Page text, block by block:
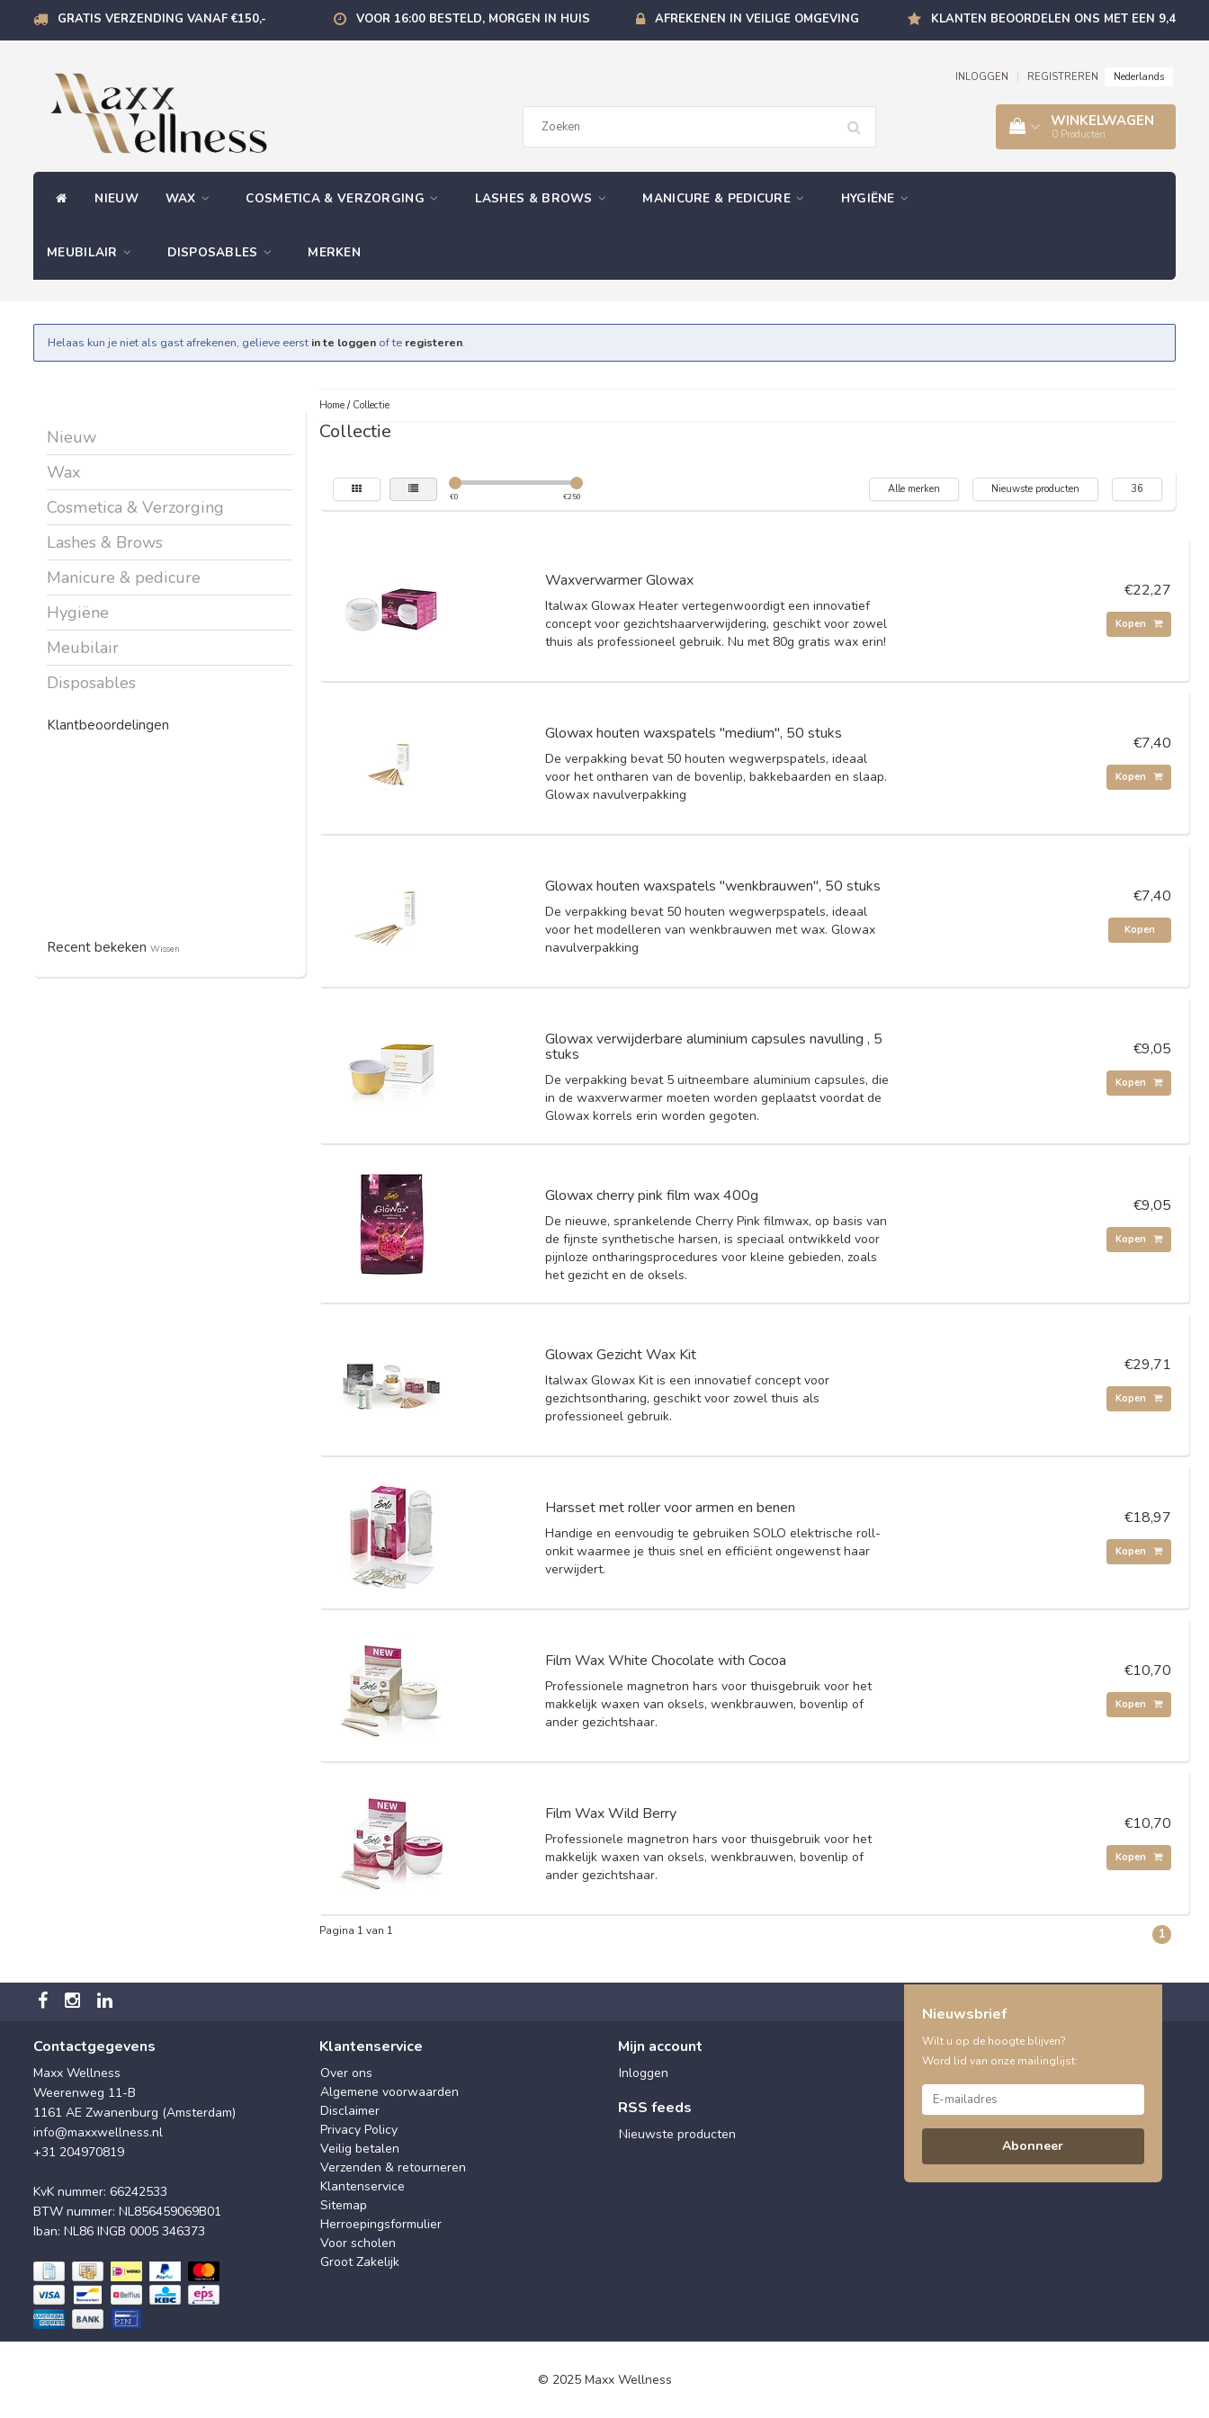
GRATIS VERZENDING VANAF €150,- VOOR 16:00 BESTELD, MORGEN IN HUIS AFREKENEN IN VEILIGE OMGEVING KLANTEN BEOORDELEN ONS MET EEN 9,4
INLOGGEN REGISTREREN Nederlands
WINKELWAGEN
0 Producten
NIEUW WAX COSMETICA & VERZORGING LASHES & BROWS MANICURE & PEDICURE HYGIËNE
MEUBILAIR DISPOSABLES MERKEN
Helaas kun je niet als gast afrekenen, gelieve eerst in te loggen of te registeren.
Nieuw
Wax
Cosmetica & Verzorging
Lashes & Brows
Manicure & pedicure
Hygiëne
Meubilair
Disposables
Klantbeoordelingen
Recent bekeken Wissen
Home/ Collectie
Collectie
€0 €250
Alle merken Nieuwste producten 36
Waxverwarmer Glowax
Italwax Glowax Heater vertegenwoordigt een innovatief
concept voor gezichtshaarverwijdering, geschikt voor zowel
thuis als professioneel gebruik. Nu met 80g gratis wax erin!
€22,27
Kopen
Glowax houten waxspatels "medium", 50 stuks
De verpakking bevat 50 houten wegwerpspatels, ideaal
voor het ontharen van de bovenlip, bakkebaarden en slaap.
Glowax navulverpakking
€7,40
Kopen
Glowax houten waxspatels "wenkbrauwen", 50 stuks
De verpakking bevat 50 houten wegwerpspatels, ideaal
voor het modelleren van wenkbrauwen met wax. Glowax
navulverpakking
€7,40
Kopen
Glowax verwijderbare aluminium capsules navulling , 5
stuks
De verpakking bevat 5 uitneembare aluminium capsules, die
in de waxverwarmer moeten worden geplaatst voordat de
Glowax korrels erin worden gegoten.
€9,05
Kopen
Glowax cherry pink film wax 400g
De nieuwe, sprankelende Cherry Pink filmwax, op basis van
de fijnste synthetische harsen, is speciaal ontwikkeld voor
pijnloze ontharingsprocedures voor kleine gebieden, zoals
het gezicht en de oksels.
€9,05
Kopen
Glowax Gezicht Wax Kit
Italwax Glowax Kit is een innovatief concept voor
gezichtsontharing, geschikt voor zowel thuis als
professioneel gebruik.
€29,71
Kopen
Harsset met roller voor armen en benen
Handige en eenvoudig te gebruiken SOLO elektrische roll-
onkit waarmee je thuis snel en efficiënt ongewenst haar
verwijdert.
€18,97
Kopen
Film Wax White Chocolate with Cocoa
Professionele magnetron hars voor thuisgebruik voor het
makkelijk waxen van oksels, wenkbrauwen, bovenlip of
ander gezichtshaar.
€10,70
Kopen
Film Wax Wild Berry
Professionele magnetron hars voor thuisgebruik voor het
makkelijk waxen van oksels, wenkbrauwen, bovenlip of
ander gezichtshaar.
€10,70
Kopen
Pagina 1 van 1 1
Contactgegevens
Maxx Wellness
Weerenweg 11-B
1161 AE Zwanenburg (Amsterdam)
info@maxxwellness.nl
+31 204970819
KvK nummer: 66242533
BTW nummer: NL856459069B01
Iban: NL86 INGB 0005 346373
Klantenservice
Over ons
Algemene voorwaarden
Disclaimer
Privacy Policy
Veilig betalen
Verzenden & retourneren
Klantenservice
Sitemap
Herroepingsformulier
Voor scholen
Groot Zakelijk
Mijn account
Inloggen
RSS feeds
Nieuwste producten
Nieuwsbrief
Wilt u op de hoogte blijven?
Word lid van onze mailinglijst:
Abonneer
© 2025 Maxx Wellness